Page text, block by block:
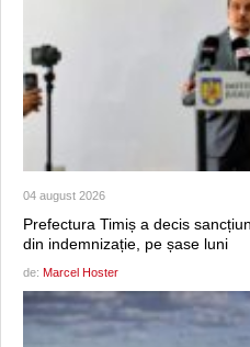
04 august 2026
Prefectura Timiș a decis
din indemnizație, pe șase luni
de: Marcel Hoster